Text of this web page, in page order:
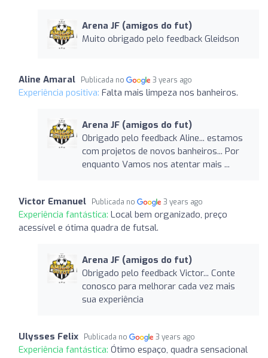
Arena JF (amigos do fut)
Muito obrigado pelo feedback Gleidson
Aline Amaral Publicada no 3 years ago
Experiência positiva: Falta mais limpeza nos banheiros.
Arena JF (amigos do fut)
Obrigado pelo feedback Aline... estamos
com projetos de novos banheiros... Por
enquanto Vamos nos atentar mais ...
Victor Emanuel Publicada no 3 years ago
Experiência fantástica: Local bem organizado, preço
acessível e ótima quadra de futsal.
Arena JF (amigos do fut)
Obrigado pelo feedback Victor... Conte
conosco para melhorar cada vez mais
sua experiência
Ulysses Felix Publicada no 3 years ago
Experiência fantástica: Ótimo espaço, quadra sensacional